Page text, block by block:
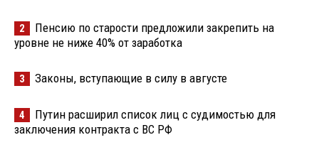
2
Пенсию по старости предложили закрепить на
уровне не ниже 40% от заработка
3 Законы, вступающие в силу в августе
4
Путин расширил список лиц с судимостью для
заключения контракта с ВС РФ